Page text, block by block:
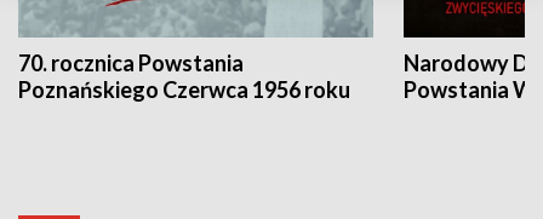
70. rocznica Powstania
Poznańskiego Czerwca 1956 roku
Narodowy
Powstania